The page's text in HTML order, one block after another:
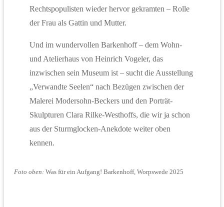
Rechtspopulisten wieder hervor gekramten – Rolle
der Frau als Gattin und Mutter.
Und im wundervollen Barkenhoff – dem Wohn-
und Atelierhaus von Heinrich Vogeler, das
inzwischen sein Museum ist – sucht die Ausstellung
„Verwandte Seelen“ nach Bezügen zwischen der
Malerei Modersohn-Beckers und den Porträt-
Skulpturen Clara Rilke-Westhoffs, die wir ja schon
aus der Sturmglocken-Anekdote weiter oben
kennen.
Foto oben: Was für ein Aufgang! Barkenhoff, Worpswede 2025